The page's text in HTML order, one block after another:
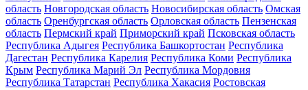
область Новгородская область Новосибирская область Омская
область Оренбургская область Орловская область Пензенская
область Пермский край Приморский край Псковская область
Республика Адыгея Республика Башкортостан Республика
Дагестан Республика Карелия Республика Коми Республика
Крым Республика Марий Эл Республика Мордовия
Республика Татарстан Республика Хакасия Ростовская